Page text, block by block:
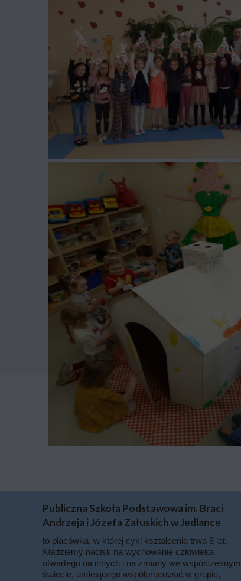
to placówka, w której cykl kształcenia trwa 8 lat.
Kładziemy nacisk na wychowanie człowieka
otwartego na innych i na zmiany we współczesnym
świecie, umiejącego współpracować w grupie,
Publiczna Szkoła Podstawowa im. Braci
Andrzeja i Józefa Załuskich w Jedlance